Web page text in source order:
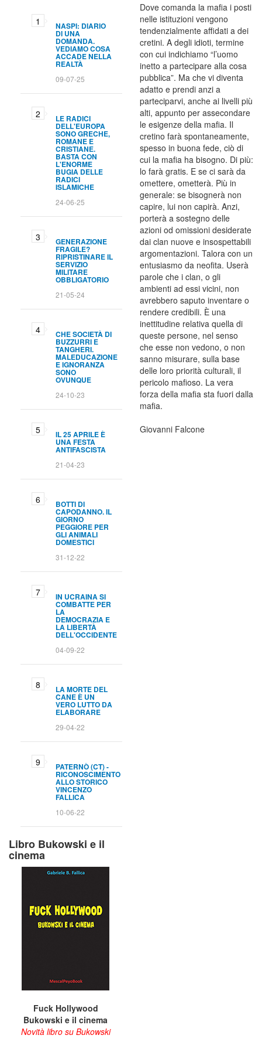
NASPI: DIARIO
DI UNA
DOMANDA.
VEDIAMO COSA
ACCADE NELLA
REALTÀ
09-07-25
LE RADICI
DELL'EUROPA
SONO GRECHE,
ROMANE E
CRISTIANE.
BASTA CON
L'ENORME
BUGIA DELLE
RADICI
ISLAMICHE
24-06-25
GENERAZIONE
FRAGILE?
RIPRISTINARE IL
SERVIZIO
MILITARE
OBBLIGATORIO
21-05-24
CHE SOCIETÀ DI
BUZZURRI E
TANGHERI.
MALEDUCAZIONE
E IGNORANZA
SONO
OVUNQUE
24-10-23
IL 25 APRILE È
UNA FESTA
ANTIFASCISTA
21-04-23
BOTTI DI
CAPODANNO. IL
GIORNO
PEGGIORE PER
GLI ANIMALI
DOMESTICI
31-12-22
IN UCRAINA SI
COMBATTE PER
LA
DEMOCRAZIA E
LA LIBERTÀ
DELL'OCCIDENTE
04-09-22
LA MORTE DEL
CANE È UN
VERO LUTTO DA
ELABORARE
29-04-22
PATERNÒ (CT) -
RICONOSCIMENTO
ALLO STORICO
VINCENZO
FALLICA
10-06-22
Libro Bukowski e il
cinema
Fuck Hollywood
Bukowski e il cinema
Novità libro su Bukowski
Dove comanda la mafia i posti
nelle istituzioni vengono
tendenzialmente affidati a dei
cretini. A degli idioti, termine
con cui indichiamo “l’uomo
inetto a partecipare alla cosa
pubblica”. Ma che vi diventa
adatto e prendi anzi a
parteciparvi, anche ai livelli più
alti, appunto per assecondare
le esigenze della mafia. Il
cretino farà spontaneamente,
spesso in buona fede, ciò di
cui la mafia ha bisogno. Di più:
lo farà gratis. E se ci sarà da
omettere, ometterà. Più in
generale: se bisognerà non
capire, lui non capirà. Anzi,
porterà a sostegno delle
azioni od omissioni desiderate
dai clan nuove e insospettabili
argomentazioni. Talora con un
entusiasmo da neofita. Userà
parole che i clan, o gli
ambienti ad essi vicini, non
avrebbero saputo inventare o
rendere credibili. È una
inettitudine relativa quella di
queste persone, nel senso
che esse non vedono, o non
sanno misurare, sulla base
delle loro priorità culturali, il
pericolo mafioso. La vera
forza della mafia sta fuori dalla
mafia.
Giovanni Falcone